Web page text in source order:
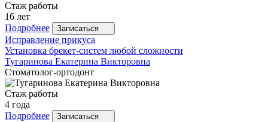
Стаж работы
16 лет
Подробнее
Записаться
Исправление прикуса
Установка брекет-систем любой сложности
Тугаринова Екатерина Викторовна
Стоматолог-ортодонт
Стаж работы
4 года
Подробнее
Записаться